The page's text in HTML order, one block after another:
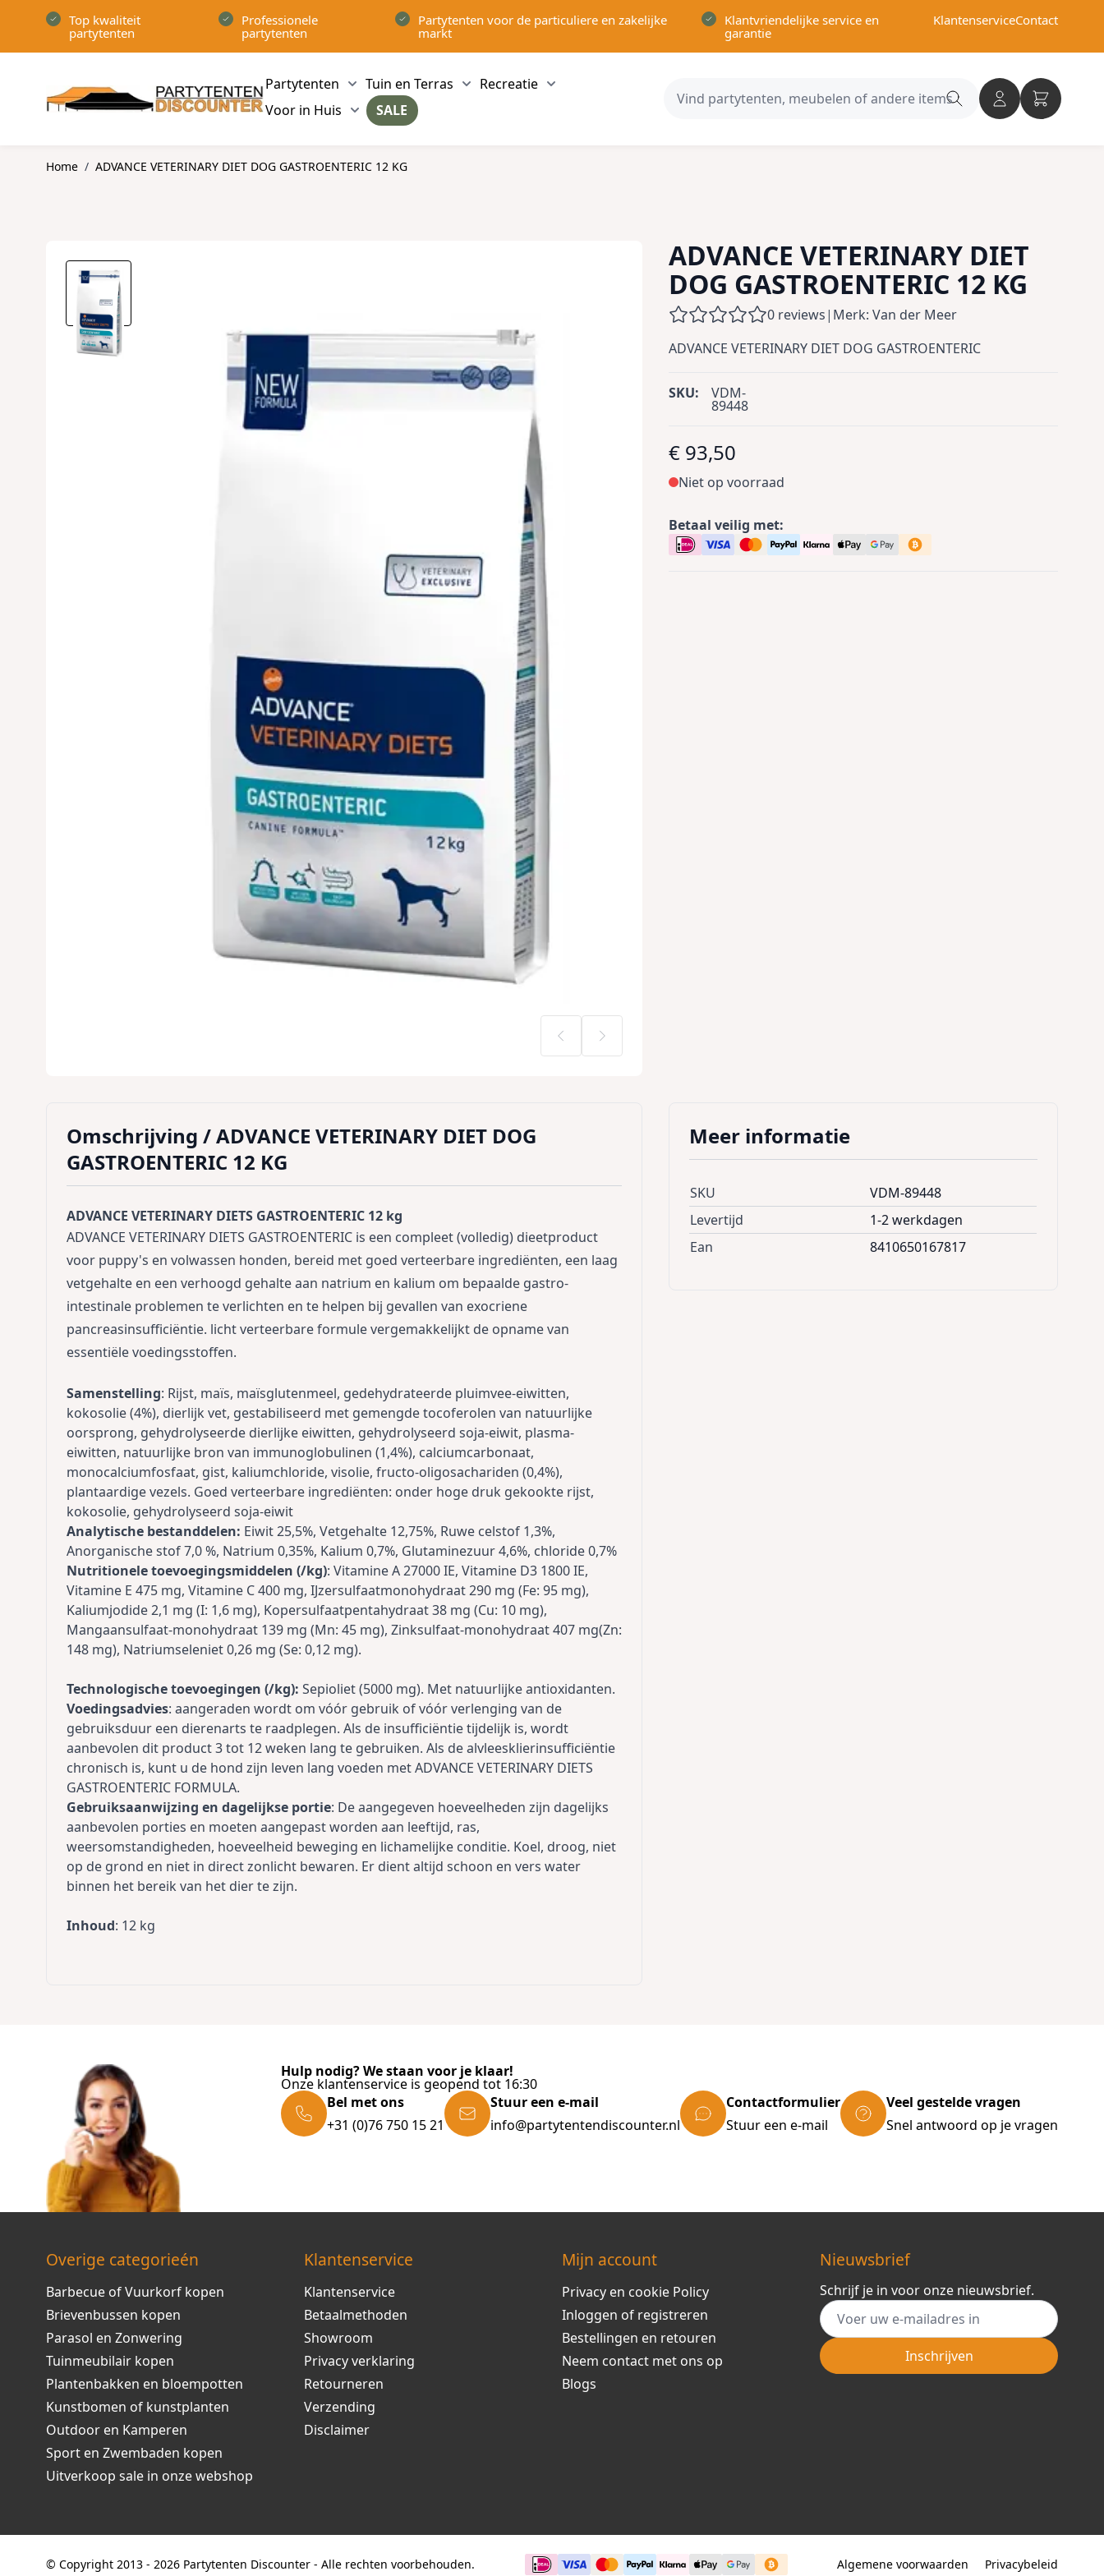
Top kwaliteit
partytenten
Professionele
partytenten
Partytenten voor de particuliere en zakelijke
markt
Klantvriendelijke service en
garantie
KlantenserviceContact
Partytenten
Show submenu for Partytenten category
Tuin en Terras
Show submenu for Tuin en Terras category
Recreatie
Show submenu for Recreatie category
Voor in Huis
Show submenu for Voor in Huis category
SALE
Search
Home / ADVANCE VETERINARY DIET DOG GASTROENTERIC 12 KG
ADVANCE VETERINARY DIET
DOG GASTROENTERIC 12 KG
0 reviews| Merk: Van der Meer
ADVANCE VETERINARY DIET DOG GASTROENTERIC
SKU: VDM-
89448
€ 93,50
Niet op voorraad
Betaal veilig met:
Omschrijving /ADVANCE VETERINARY DIET DOG
GASTROENTERIC 12 KG
ADVANCE VETERINARY DIETS GASTROENTERIC 12 kg
ADVANCE VETERINARY DIETS GASTROENTERIC is een compleet (volledig) dieetproduct
voor puppy's en volwassen honden, bereid met goed verteerbare ingrediënten, een laag
vetgehalte en een verhoogd gehalte aan natrium en kalium om bepaalde gastro-
intestinale problemen te verlichten en te helpen bij gevallen van exocriene
pancreasinsufficiëntie. licht verteerbare formule vergemakkelijkt de opname van
essentiële voedingsstoffen.
Samenstelling: Rijst, maïs, maïsglutenmeel, gedehydrateerde pluimvee-eiwitten,
kokosolie (4%), dierlijk vet, gestabiliseerd met gemengde tocoferolen van natuurlijke
oorsprong, gehydrolyseerde dierlijke eiwitten, gehydrolyseerd soja-eiwit, plasma-
eiwitten, natuurlijke bron van immunoglobulinen (1,4%), calciumcarbonaat,
monocalciumfosfaat, gist, kaliumchloride, visolie, fructo-oligosachariden (0,4%),
plantaardige vezels. Goed verteerbare ingrediënten: onder hoge druk gekookte rijst,
kokosolie, gehydrolyseerd soja-eiwit
Analytische bestanddelen: Eiwit 25,5%, Vetgehalte 12,75%, Ruwe celstof 1,3%,
Anorganische stof 7,0 %, Natrium 0,35%, Kalium 0,7%, Glutaminezuur 4,6%, chloride 0,7%
Nutritionele toevoegingsmiddelen (/kg): Vitamine A 27000 IE, Vitamine D3 1800 IE,
Vitamine E 475 mg, Vitamine C 400 mg, IJzersulfaatmonohydraat 290 mg (Fe: 95 mg),
Kaliumjodide 2,1 mg (I: 1,6 mg), Kopersulfaatpentahydraat 38 mg (Cu: 10 mg),
Mangaansulfaat-monohydraat 139 mg (Mn: 45 mg), Zinksulfaat-monohydraat 407 mg(Zn:
148 mg), Natriumseleniet 0,26 mg (Se: 0,12 mg).
Technologische toevoegingen (/kg): Sepioliet (5000 mg). Met natuurlijke antioxidanten.
Voedingsadvies: aangeraden wordt om vóór gebruik of vóór verlenging van de
gebruiksduur een dierenarts te raadplegen. Als de insufficiëntie tijdelijk is, wordt
aanbevolen dit product 3 tot 12 weken lang te gebruiken. Als de alvleesklierinsufficiëntie
chronisch is, kunt u de hond zijn leven lang voeden met ADVANCE VETERINARY DIETS
GASTROENTERIC FORMULA.
Gebruiksaanwijzing en dagelijkse portie: De aangegeven hoeveelheden zijn dagelijks
aanbevolen porties en moeten aangepast worden aan leeftijd, ras,
weersomstandigheden, hoeveelheid beweging en lichamelijke conditie. Koel, droog, niet
op de grond en niet in direct zonlicht bewaren. Er dient altijd schoon en vers water
binnen het bereik van het dier te zijn.
Inhoud: 12 kg
Meer informatie
SKU
VDM-89448
Levertijd
1-2 werkdagen
Ean
8410650167817
Hulp nodig? We staan voor je klaar!
Onze klantenservice is geopend tot 16:30
Bel met ons
+31 (0)76 750 15 21
Stuur een e-mail
info@partytentendiscounter.nl
Contactformulier
Stuur een e-mail
Veel gestelde vragen
Snel antwoord op je vragen
Overige categorieén
Barbecue of Vuurkorf kopen
Brievenbussen kopen
Parasol en Zonwering
Tuinmeubilair kopen
Plantenbakken en bloempotten
Kunstbomen of kunstplanten
Outdoor en Kamperen
Sport en Zwembaden kopen
Uitverkoop sale in onze webshop
Klantenservice
Klantenservice
Betaalmethoden
Showroom
Privacy verklaring
Retourneren
Verzending
Disclaimer
Mijn account
Privacy en cookie Policy
Inloggen of registreren
Bestellingen en retouren
Neem contact met ons op
Blogs
Nieuwsbrief
Schrijf je in voor onze nieuwsbrief.
E-mail adres
Inschrijven
© Copyright 2013 - 2026 Partytenten Discounter - Alle rechten voorbehouden. Algemene voorwaarden Privacybeleid